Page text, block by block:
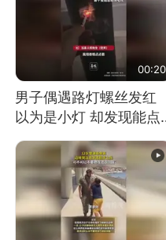
00:20
男子偶遇路灯螺丝发红
以为是小灯 却发现能点
燃香烟 当事人：已报警
处理